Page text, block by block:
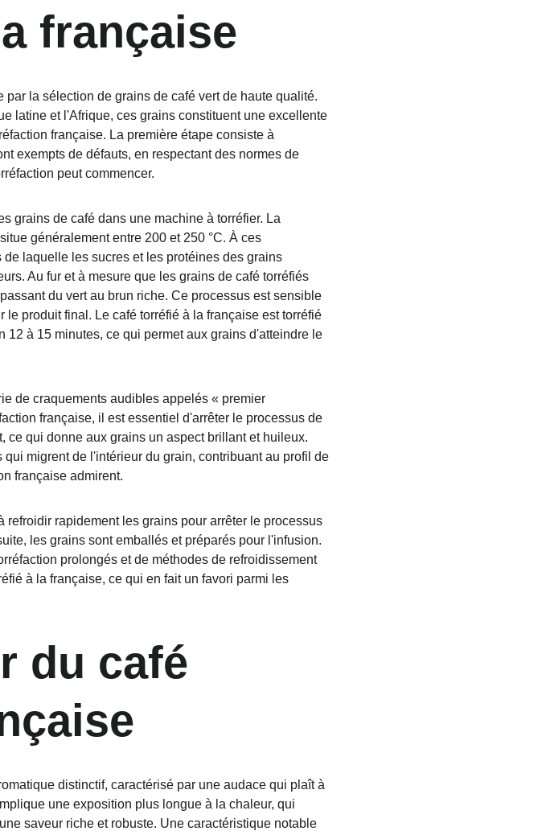
française
la sélection de grains de café vert de haute qualité.
latine et l'Afrique, ces grains constituent une excellente
française. La première étape consiste à
exempts de défauts, en respectant des normes de
peut commencer.
grains de café dans une machine à torréfier. La
généralement entre 200 et 250 °C. À ces
laquelle les sucres et les protéines des grains
Au fur et à mesure que les grains de café torréfiés
du vert au brun riche. Ce processus est sensible
produit final. Le café torréfié à la française est torréfié
à 15 minutes, ce qui permet aux grains d'atteindre le
de craquements audibles appelés « premier
française, il est essentiel d'arrêter le processus de
ce qui donne aux grains un aspect brillant et huileux.
migrent de l'intérieur du grain, contribuant au profil de
française admirent.
rapidement les grains pour arrêter le processus
les grains sont emballés et préparés pour l'infusion.
prolongés et de méthodes de refroidissement
à la française, ce qui en fait un favori parmi les
du café
distinctif, caractérisé par une audace qui plaît à
une exposition plus longue à la chaleur, qui
saveur riche et robuste. Une caractéristique notable